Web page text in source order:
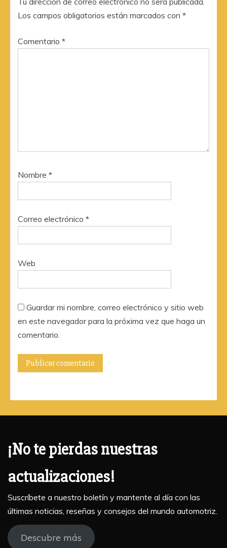
Los campos obligatorios están marcados con *
Comentario *
Nombre *
Correo electrónico *
Web
Guardar mi nombre, correo electrónico y sitio web
en este navegador para la próxima vez que haga un
comentario.
¡No te pierdas nuestras
actualizaciones!
Suscríbete a nuestro boletín y mantente al día con las
últimas noticias, reseñas y consejos del mundo automotriz.
Descubre más